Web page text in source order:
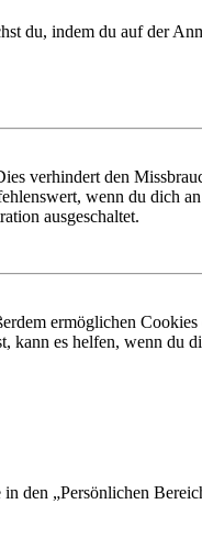
du, indem du auf der
verhindert den
wenn du dich
ausgeschaltet.
ermöglichen
kann es helfen, wenn du
den „Persönlichen